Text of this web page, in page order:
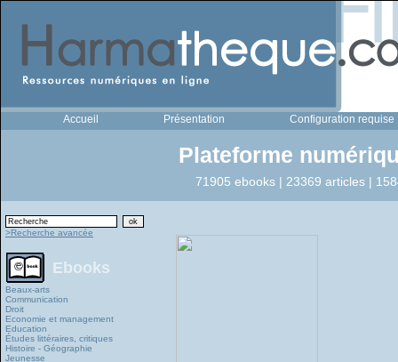
Accueil Présentation Configuration requise
Plateforme
71905 ebooks | 23369 articles |
>Recherche avancée
Ebooks
Beaux-arts
Communication
Droit
Economie et management
Education
Études littéraires, critiques
Histoire - Géographie
Jeunesse